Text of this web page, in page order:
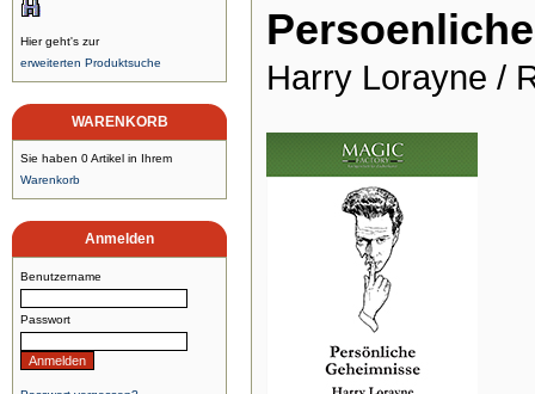
Hier geht's zur
erweiterten Produktsuche
WARENKORB
Sie haben 0 Artikel in Ihrem
Warenkorb
Anmelden
Benutzername
Passwort
Harry Lorayne /